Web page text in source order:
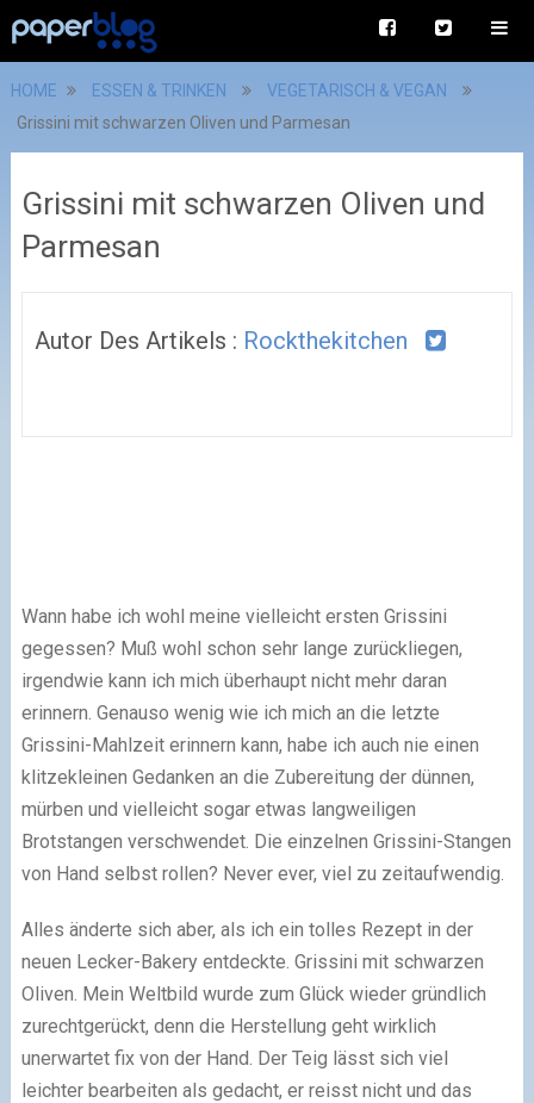
HOME ESSEN & TRINKEN
VEGETARISCH & VEGAN
Grissini mit schwarzen Oliven und Parmesan
Grissini mit schwarzen Oliven und
Parmesan
Autor Des Artikels : Rockthekitchen
Wann habe ich wohl meine vielleicht ersten Grissini
gegessen? Muß wohl schon sehr lange zurückliegen,
irgendwie kann ich mich überhaupt nicht mehr daran
erinnern. Genauso wenig wie ich mich an die letzte
Grissini-Mahlzeit erinnern kann, habe ich auch nie einen
klitzekleinen Gedanken an die Zubereitung der dünnen,
mürben und vielleicht sogar etwas langweiligen
Brotstangen verschwendet. Die einzelnen Grissini-Stangen
von Hand selbst rollen? Never ever, viel zu zeitaufwendig.
Alles änderte sich aber, als ich ein tolles Rezept in der
neuen Lecker-Bakery entdeckte. Grissini mit schwarzen
Oliven. Mein Weltbild wurde zum Glück wieder gründlich
zurechtgerückt, denn die Herstellung geht wirklich
unerwartet fix von der Hand. Der Teig lässt sich viel
leichter bearbeiten als gedacht, er reisst nicht und das